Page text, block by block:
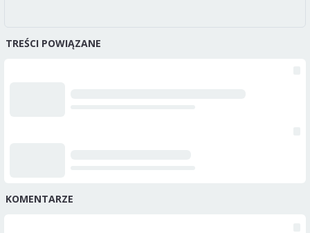
TREŚCI POWIĄZANE
KOMENTARZE